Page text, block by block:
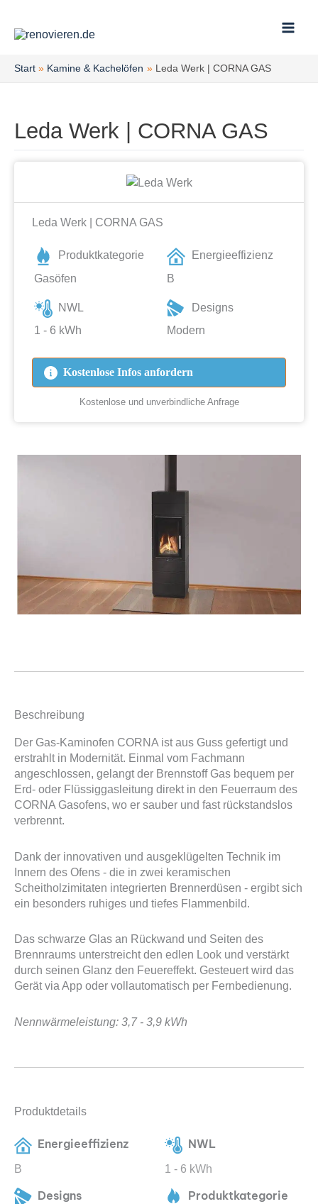
springen
Start Kamine & Kachelöfen Leda Werk | CORNA GAS
Leda Werk | CORNA GAS
Leda Werk | CORNA GAS
Produktkategorie
Gasöfen
Energieeffizienz
B
NWL
1 - 6 kWh
Designs
Modern
Kostenlose Infos anfordern
Kostenlose und unverbindliche Anfrage
Beschreibung
Der Gas-Kaminofen CORNA ist aus Guss gefertigt und
erstrahlt in Modernität. Einmal vom Fachmann
angeschlossen, gelangt der Brennstoff Gas bequem per
Erd- oder Flüssiggasleitung direkt in den Feuerraum des
CORNA Gasofens, wo er sauber und fast rückstandslos
verbrennt.
Dank der innovativen und ausgeklügelten Technik im
Innern des Ofens - die in zwei keramischen
Scheitholzimitaten integrierten Brennerdüsen - ergibt sich
ein besonders ruhiges und tiefes Flammenbild.
Das schwarze Glas an Rückwand und Seiten des
Brennraums unterstreicht den edlen Look und verstärkt
durch seinen Glanz den Feuereffekt. Gesteuert wird das
Gerät via App oder vollautomatisch per Fernbedienung.
Nennwärmeleistung: 3,7 - 3,9 kWh
Produktdetails
Energieeffizienz
B
NWL
1 - 6 kWh
Designs Produktkategorie